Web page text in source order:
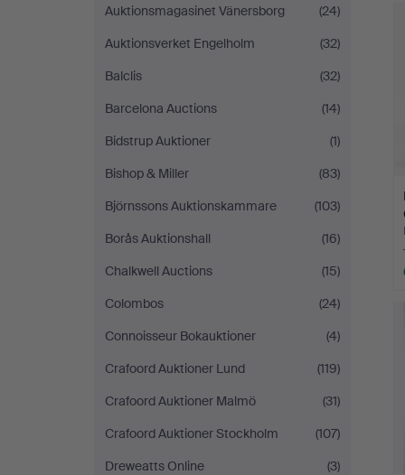
Auktionsmagasinet Vänersborg
(24)
Auktionsverket Engelholm
(32)
Balclis
(32)
Barcelona Auctions
(14)
Bidstrup Auktioner
(1)
Bishop & Miller
(83)
Björnssons Auktionskammare
(103)
Borås Auktionshall
(16)
Chalkwell Auctions
(15)
Colombos
(24)
Connoisseur Bokauktioner
(4)
Crafoord Auktioner Lund
(119)
Crafoord Auktioner Malmö
(31)
Crafoord Auktioner Stockholm
(107)
Dreweatts Online
(3)